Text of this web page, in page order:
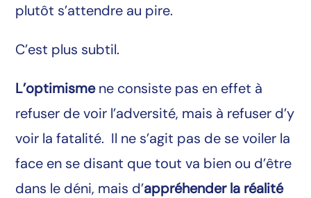
plutôt s’attendre au pire.
C’est plus subtil.
L’optimismene consiste pas en effet à
refuser de voir l’adversité, mais à refuser d’y
voir la fatalité. Il ne s’agit pas de se voiler la
face en se disant que tout va bien ou d’être
dans le déni, mais d’appréhender la réalité